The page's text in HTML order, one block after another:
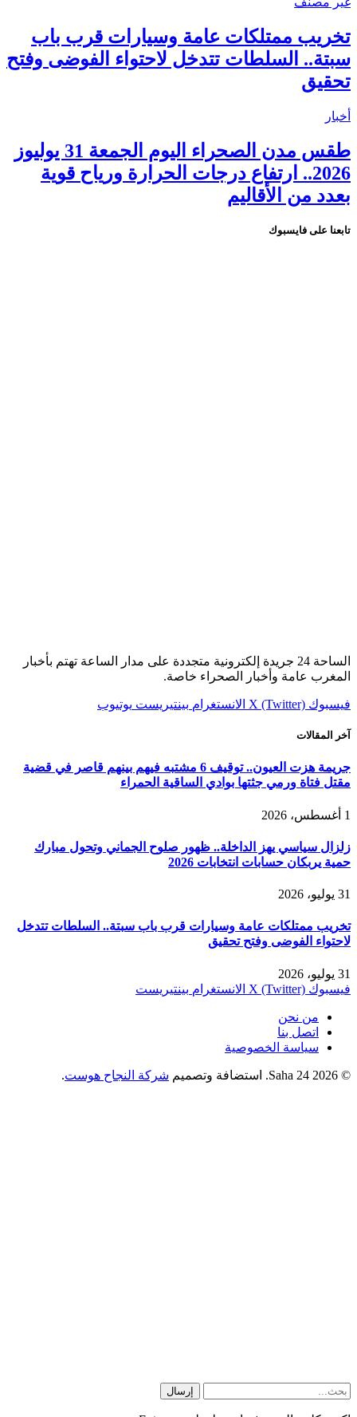
تخريب ممتلكات عامة وسيارات قرب باب
سبتة.. السلطات تتدخل لاحتواء الفوضى وفتح
تحقيق
أخبار
طقس مدن الصحراء اليوم الجمعة 31 يوليوز
2026.. ارتفاع درجات الحرارة ورياح قوية
بعدد من الأقاليم
تابعنا على فايسبوك
الساحة 24 جريدة إلكترونية متجددة على مدار الساعة تهتم بأخبار
المغرب عامة وأخبار الصحراء خاصة.
فيسبوك X (Twitter) الانستغرام بينتيريست يوتيوب
آخر المقالات
جريمة هزت العيون.. توقيف 6 مشتبه فيهم بينهم قاصر في قضية
مقتل فتاة ورمي جثتها بوادي الساقية الحمراء
1 أغسطس، 2026
زلزال سياسي يهز الداخلة.. ظهور صلوح الجماني وتحول مبارك
حمية يربكان حسابات انتخابات 2026
31 يوليو، 2026
تخريب ممتلكات عامة وسيارات قرب باب سبتة.. السلطات تتدخل
لاحتواء الفوضى وفتح تحقيق
31 يوليو، 2026
فيسبوك X (Twitter) الانستغرام بينتيريست
من نحن
اتصل بنا
سياسة الخصوصية
© 2026 Saha 24. استضافة وتصميم شركة النجاح هوست.
إرسال